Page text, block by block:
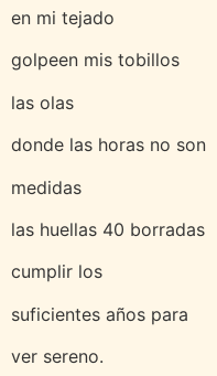
en mi tejado
golpeen mis tobillos
las olas
donde las horas no son
medidas
las huellas 40 borradas
cumplir los
suficientes años para
ver sereno.